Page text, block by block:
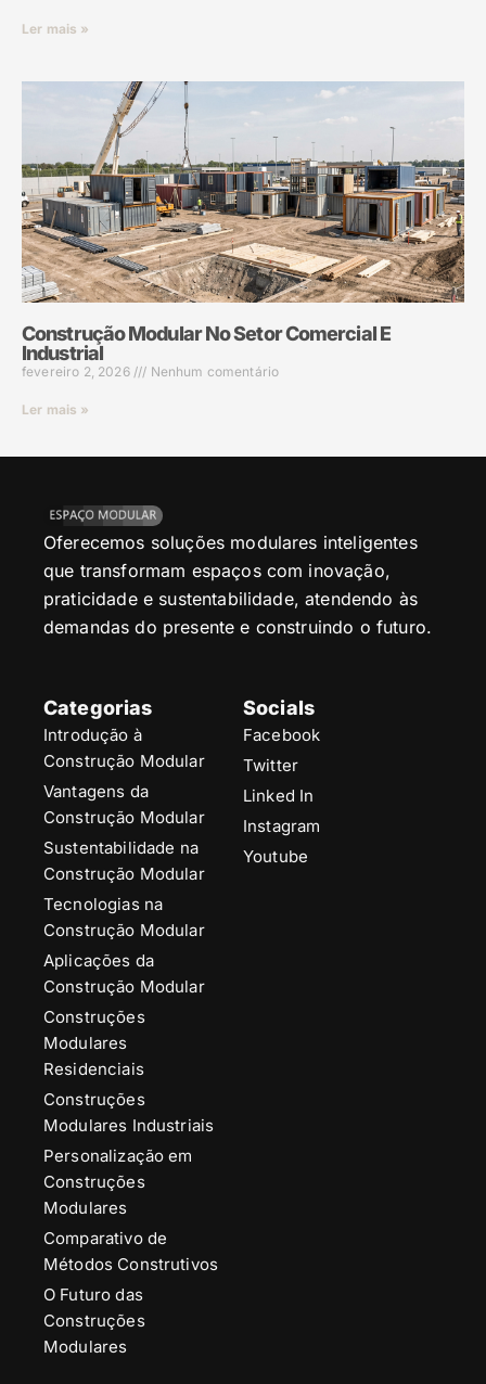
Ler mais »
Construção Modular No Setor Comercial E
Industrial
fevereiro 2, 2026 Nenhum comentário
Ler mais »
Oferecemos soluções modulares inteligentes
que transformam espaços com inovação,
praticidade e sustentabilidade, atendendo às
demandas do presente e construindo o futuro.
Categorias
Introdução à
Construção Modular
Vantagens da
Construção Modular
Sustentabilidade na
Construção Modular
Tecnologias na
Construção Modular
Aplicações da
Construção Modular
Construções
Modulares
Residenciais
Construções
Modulares Industriais
Personalização em
Construções
Modulares
Comparativo de
Métodos Construtivos
O Futuro das
Construções
Modulares
Socials
Facebook
Twitter
Linked In
Instagram
Youtube